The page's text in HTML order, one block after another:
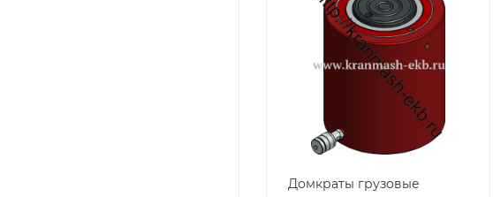
Домкраты грузовые